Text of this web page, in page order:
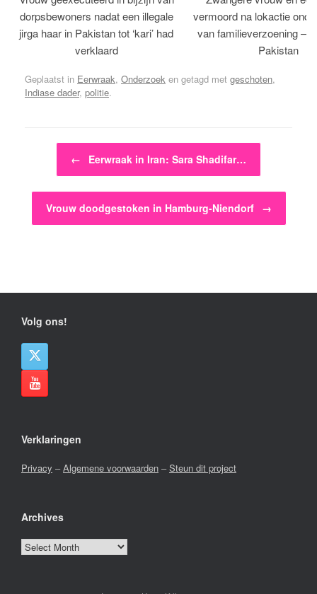
dorpsbewoners nadat een illegale
jirga haar in Pakistan tot ‘kari’ had
verklaard
vermoord na lokactie
van familieverzoening –
Pakistan
Geplaatst in Eerwraak, Onderzoek en getagd met geschoten,
Indiase dader, politie.
Bericht navigatie
← Eerwraak in Iran: Sara Shadifar…
Vrouw doodgestoken in Hamburg-Niendorf →
Volg ons!
Verklaringen
Privacy –Algemene voorwaarden –Steun dit project
Archives
Archives